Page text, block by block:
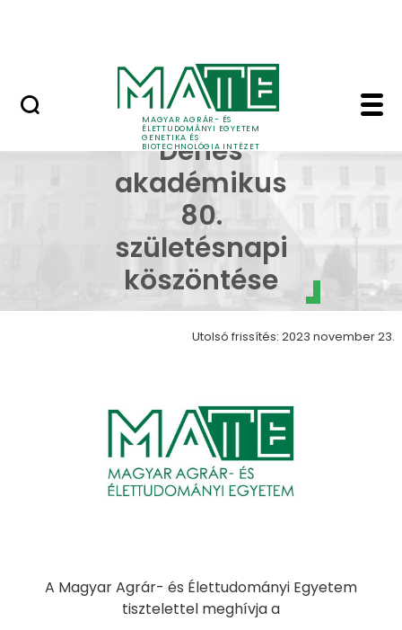
MAGYAR AGRÁR- ÉS
ÉLETTUDOMÁNYI EGYETEM
GENETIKA ÉS
BIOTECHNOLÓGIA INTÉZET
Dudits Dénes
Dudits
Dénes
akadémikus
80.
születésnapi
köszöntése
Utolsó frissítés: 2023 november 23.
A Magyar Agrár- és Élettudományi Egyetem
tisztelettel meghívja a